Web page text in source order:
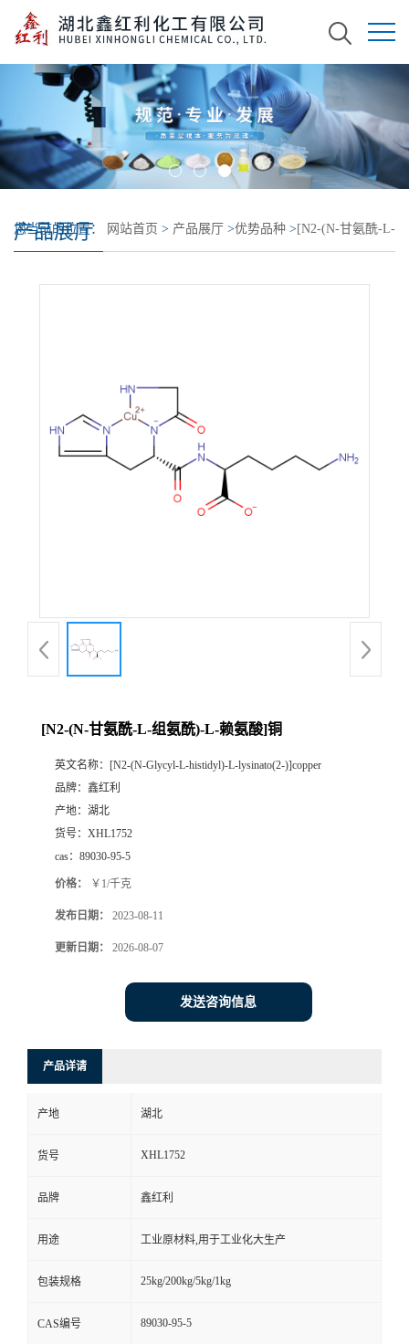
产品展厅
您当前的位置： 网站首页 > 产品展厅 >优势品种 > [N2-(N-甘氨酰-L-
[N2-(N-甘氨酰-L-组氨酰)-L-赖氨酸]铜
英文名称： [N2-(N-Glycyl-L-histidyl)-L-lysinato(2-)]copper
品牌： 鑫红利
产地： 湖北
货号： XHL1752
cas： 89030-95-5
价格： ￥1/千克
发布日期： 2023-08-11
更新日期： 2026-08-07
发送咨询信息
产品详请
产地 湖北
货号 XHL1752
品牌 鑫红利
用途 工业原材料,用于工业化大生产
包装规格 25kg/200kg/5kg/1kg
CAS编号 89030-95-5